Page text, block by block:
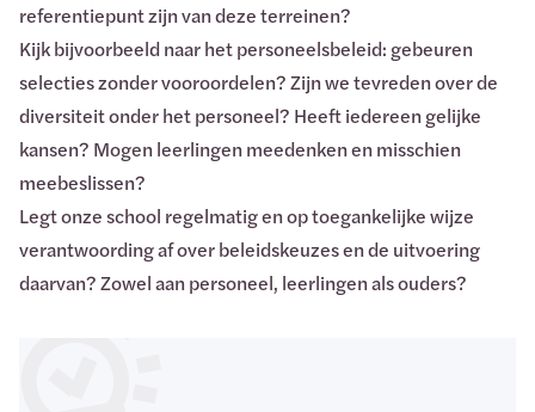
referentiepunt zijn van deze terreinen?
Kijk bijvoorbeeld naar het personeelsbeleid: gebeuren
selecties zonder vooroordelen? Zijn we tevreden over de
diversiteit onder het personeel? Heeft iedereen gelijke
kansen? Mogen leerlingen meedenken en misschien
meebeslissen?
Legt onze school regelmatig en op toegankelijke wijze
verantwoording af over beleidskeuzes en de uitvoering
daarvan? Zowel aan personeel, leerlingen als ouders?